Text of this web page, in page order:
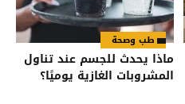
طب وصحة
ماذا يحدث للجسم عند تناول
المشروبات الغازية يوميًا؟